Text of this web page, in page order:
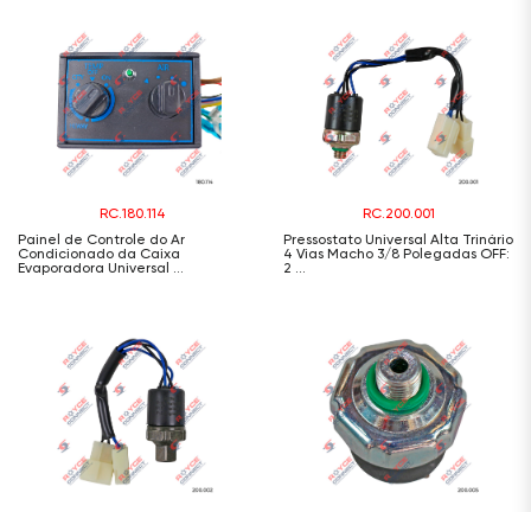
RC.180.114
Painel de Controle do Ar
Condicionado da Caixa
Evaporadora Universal ...
RC.200.001
Pressostato Universal Alta Trinário
4 Vias Macho 3/8 Polegadas OFF:
2 ...